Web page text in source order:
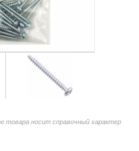
товара носит справочный характер